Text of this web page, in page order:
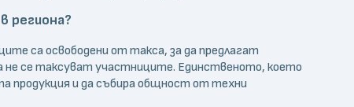
региона?
са освободени от такса, за да предлагат
не се таксуват участниците. Единственото, което
продукция и да събира общност от техни